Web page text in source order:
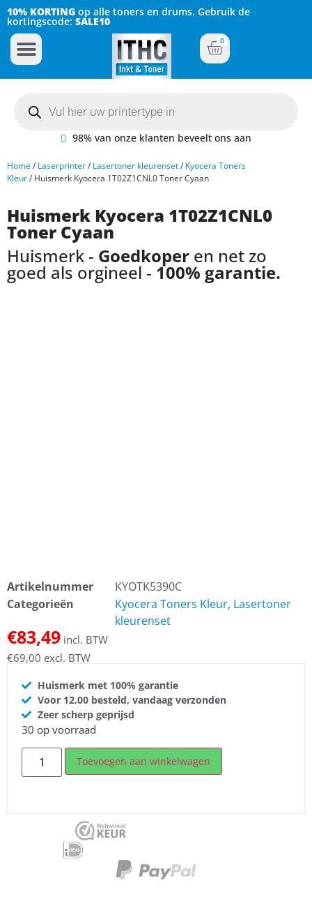
10% KORTING op alle toners en drums. Gebruik de
kortingscode: SALE10
0
98% van onze klanten beveelt ons aan
Home/ Laserprinter/ Lasertoner kleurenset/ Kyocera Toners
Kleur/ Huismerk Kyocera 1T02Z1CNL0 Toner Cyaan
Huismerk Kyocera 1T02Z1CNL0
Toner Cyaan
Huismerk - Goedkoper en net zo
goed als orgineel - 100% garantie.
Artikelnummer
KYOTK5390C
Categorieën
Kyocera Toners Kleur, Lasertoner
kleurenset
€83,49 incl. BTW
€69,00 excl. BTW
Huismerk met 100% garantie
Voor 12.00 besteld, vandaag verzonden
Zeer scherp geprijsd
30 op voorraad
Toevoegen aan winkelwagen